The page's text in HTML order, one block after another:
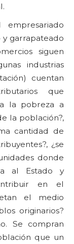
garrapateado
siguen
industrias
cuentan
que
la pobreza a
la población?,
cantidad de
¿se
donde
al Estado y
en el
el medio
originarios?
Se compran
que un